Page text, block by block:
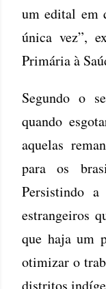
um edital em
única vez”,
Primária à
Segundo o
quando
aquelas
para os
Persistindo
estrangeiros
que haja um
otimizar o
distritos